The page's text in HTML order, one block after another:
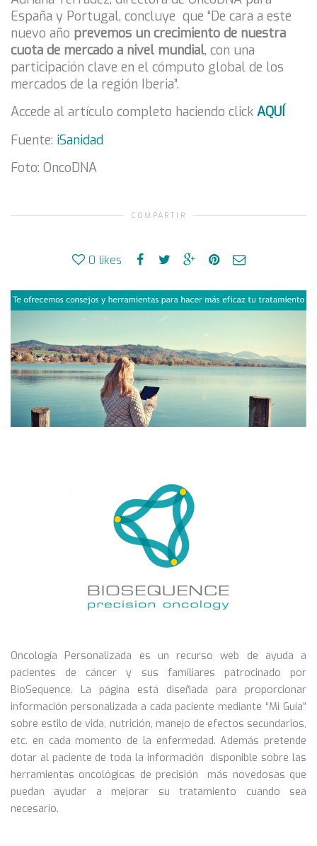
España y Portugal, concluye que “De cara a este
nuevo año prevemos un crecimiento de nuestra
cuota de mercado a nivel mundial, con una
participación clave en el cómputo global de los
mercados de la región Iberia”.
Accede al artículo completo haciendo click AQUÍ
Fuente: iSanidad
Foto: OncoDNA
COMPARTIR
0 likes
Oncología Personalizada es un recurso web de ayuda a
pacientes de cáncer y sus familiares patrocinado por
BioSequence. La página está diseñada para proporcionar
información personalizada a cada paciente mediante “Mi Guía”
sobre estilo de vida, nutrición, manejo de efectos secundarios,
etc. en cada momento de la enfermedad. Además pretende
dotar al paciente de toda la información disponible sobre las
herramientas oncológicas de precisión más novedosas que
puedan ayudar a mejorar su tratamiento cuando sea
necesario.